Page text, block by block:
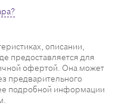
описании,
предоставляется для
офертой. Она может
предварительного
подробной информации